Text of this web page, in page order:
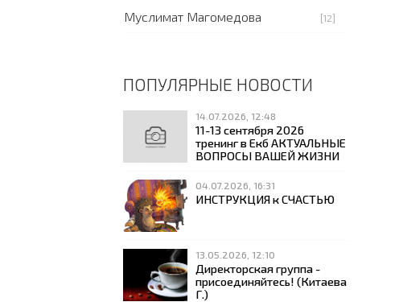
Муслимат Магомедова [12]
ПОПУЛЯРНЫЕ НОВОСТИ
14.07.2026, 12:48
11-13 сентября 2026
тренинг в Екб АКТУАЛЬНЫЕ
ВОПРОСЫ ВАШЕЙ ЖИЗНИ
04.07.2026, 16:31
ИНСТРУКЦИЯ к СЧАСТЬЮ
13.05.2026, 12:10
Директорская группа -
присоединяйтесь! (Китаева
Г.)